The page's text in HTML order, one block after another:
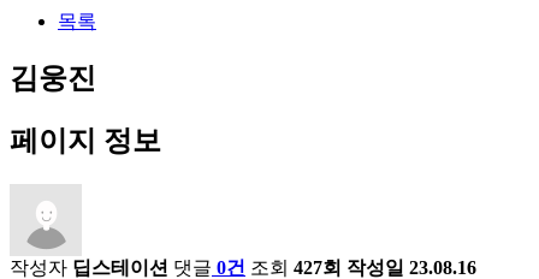
목록
김웅진
페이지 정보
작성자 딥스테이션 댓글 0건 조회 427회 작성일 23.08.16